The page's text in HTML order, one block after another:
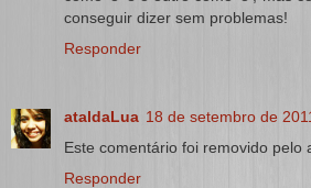
conseguir dizer sem problemas!
Responder
ataldaLua 18 de setembro de
Este comentário foi removido pelo
Responder